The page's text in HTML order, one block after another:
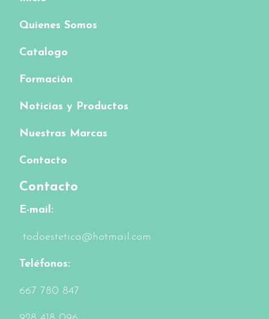
Quienes Somos
Catalogo
Formación
Noticias y Productos
Nuestras Marcas
Contacto
Contacto
E-mail:
todoestetica@hotmail.com
Teléfonos:
667 780 847